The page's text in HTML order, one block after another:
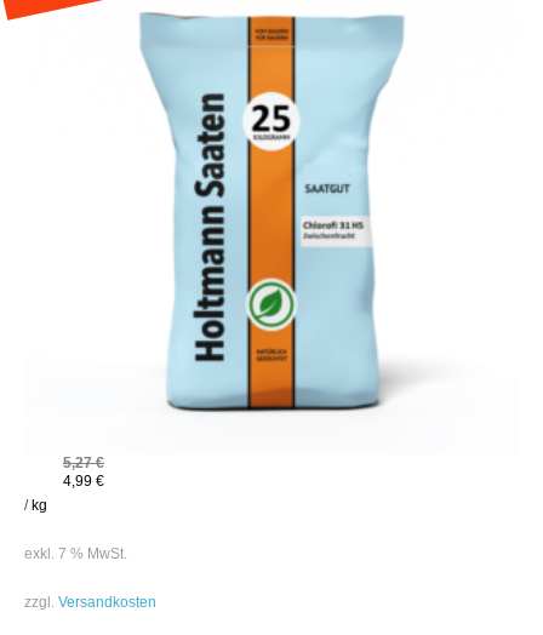
5,27€
4,99 €
/ kg
exkl. 7 % MwSt.
zzgl. Versandkosten